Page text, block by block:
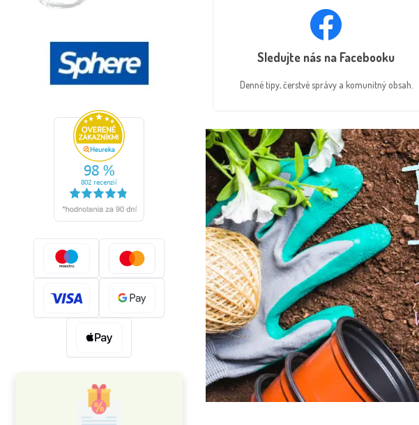
Sledujte nás na Facebooku
Denné tipy, čerstvé správy a komunitný obsah.